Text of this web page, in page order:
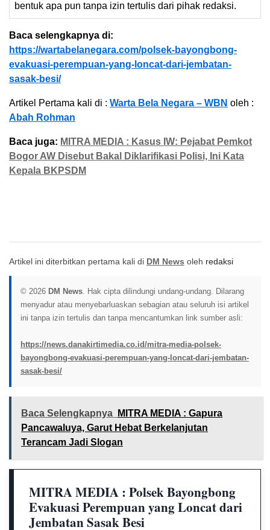
bentuk apa pun tanpa izin tertulis dari pihak redaksi.
Baca selengkapnya di:
https://wartabelanegara.com/polsek-bayongbong-
evakuasi-perempuan-yang-loncat-dari-jembatan-
sasak-besi/
Artikel Pertama kali di : Warta Bela Negara – WBN oleh :
Abah Rohman
Baca juga: MITRA MEDIA : Kasus IW: Pejabat Pemkot
Bogor AW Disebut Bakal Diklarifikasi Polisi, Ini Kata
Kepala BKPSDM
Artikel ini diterbitkan pertama kali di DM News oleh redaksi
© 2026 DM News. Hak cipta dilindungi undang-undang. Dilarang
menyadur atau menyebarluaskan sebagian atau seluruh isi artikel
ini tanpa izin tertulis dan tanpa mencantumkan link sumber asli:
https://news.danakirtimedia.co.id/mitra-media-polsek-
bayongbong-evakuasi-perempuan-yang-loncat-dari-jembatan-
sasak-besi/
Baca Selengkapnya
MITRA MEDIA : Gapura
Pancawaluya, Garut Hebat Berkelanjutan
Terancam Jadi Slogan
MITRA MEDIA : Polsek Bayongbong
Evakuasi Perempuan yang Loncat dari
Jembatan Sasak Besi